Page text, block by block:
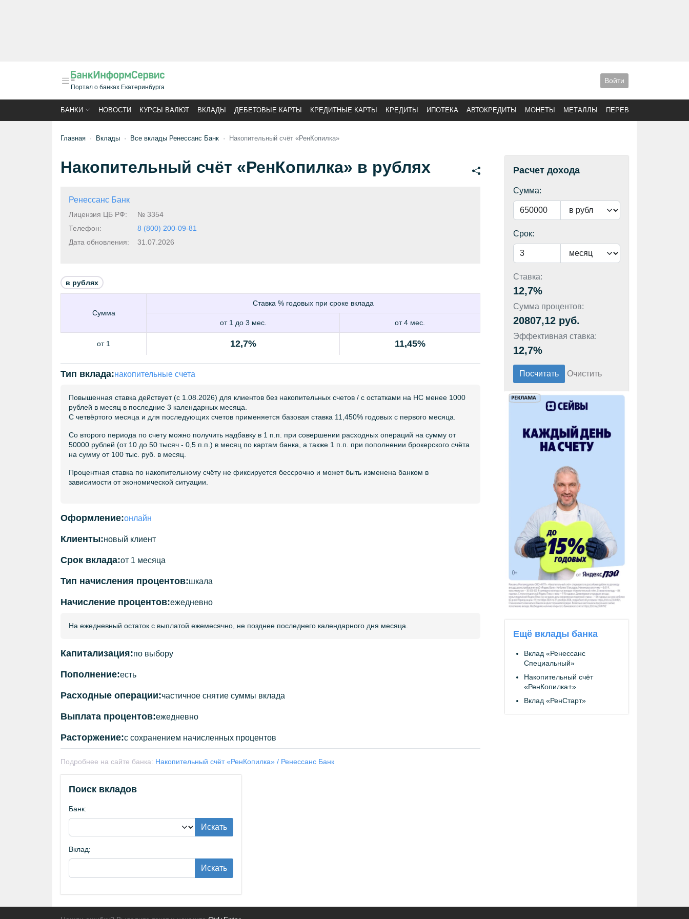
Портал о банках Екатеринбурга
Войти
БАНКИ НОВОСТИ КУРСЫ ВАЛЮТ ВКЛАДЫ ДЕБЕТОВЫЕ КАРТЫ КРЕДИТНЫЕ КАРТЫ КРЕДИТЫ ИПОТЕКА АВТОКРЕДИТЫ МОНЕТЫ МЕТАЛЛЫ ПЕРЕВОДЫ
Главная Вклады Все вклады Ренессанс Банк Накопительный счёт «РенКопилка»
Накопительный счёт «РенКопилка» в рублях
Ренессанс Банк
Лицензия ЦБ РФ:
№ 3354
Телефон:
8 (800) 200-09-81
Дата обновления:
31.07.2026
в рублях
Сумма
Ставка % годовых при сроке вклада
от 1 до 3 мес. от 4 мес.
от 1 12,7% 11,45%
Тип вклада:накопительные счета
Повышенная ставка действует (с 1.08.2026) для клиентов без накопительных счетов / c остатками на НС менее 1000
рублей в месяц в последние 3 календарных месяца.
С четвёртого месяца и для последующих счетов применяется базовая ставка 11,450% годовых с первого месяца.
Со второго периода по счету можно получить надбавку в 1 п.п. при совершении расходных операций на сумму от
50000 рублей (от 10 до 50 тысяч - 0,5 п.п.) в месяц по картам банка, а также 1 п.п. при пополнении брокерского счёта
на сумму от 100 тыс. руб. в месяц.
Процентная ставка по накопительному счёту не фиксируется бессрочно и может быть изменена банком в
зависимости от экономической ситуации.
Оформление:онлайн
Клиенты:новый клиент
Срок вклада:от 1 месяца
Тип начисления процентов:шкала
Начисление процентов:ежедневно
На ежедневный остаток с выплатой ежемесячно, не позднее последнего календарного дня месяца.
Капитализация:по выбору
Пополнение:есть
Расходные операции:частичное снятие суммы вклада
Выплата процентов:ежедневно
Расторжение:с сохранением начисленных процентов
Подробнее на сайте банка: Накопительный счёт «РенКопилка» / Ренессанс Банк
Расчет дохода
Сумма:
Срок:
Ставка:
12,7%
Сумма процентов:
20807,12 руб.
Эффективная ставка:
12,7%
Ещё вклады банка
Вклад «Ренессанс
Специальный»
Накопительный счёт
«РенКопилка+»
Вклад «РенСтарт»
Поиск вкладов
Банк:
Искать
Вклад:
Искать